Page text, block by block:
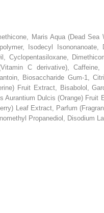
Maris Aqua (Dead
Isodecyl
Cyclopentasiloxane,
C derivative),
Biosaccharide Gum-1,
Fruit Extract, Bisabolol,
Aurantium Dulcis (Orange)
Leaf Extract, Parfum
Propanediol, Disodium